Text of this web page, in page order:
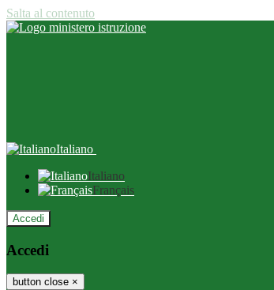
Salta al contenuto
Italiano
Italiano
Français
Accedi
Accedi
button close ×